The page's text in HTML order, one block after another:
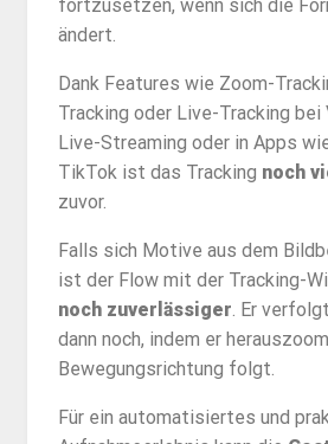
fortzusetzen, wenn sich die
ändert.
Dank Features wie Zoom-
Tracking oder Live-Tracking bei
Live-Streaming oder in Apps
TikTok ist das Tracking noch
zuvor.
Falls sich Motive aus dem
ist der Flow mit der Tracking-
noch zuverlässiger. Er
dann noch, indem er
Bewegungsrichtung folgt.
Für ein automatisiertes und